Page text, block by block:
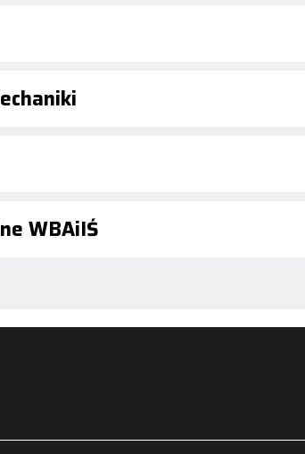
WBAiIŚ